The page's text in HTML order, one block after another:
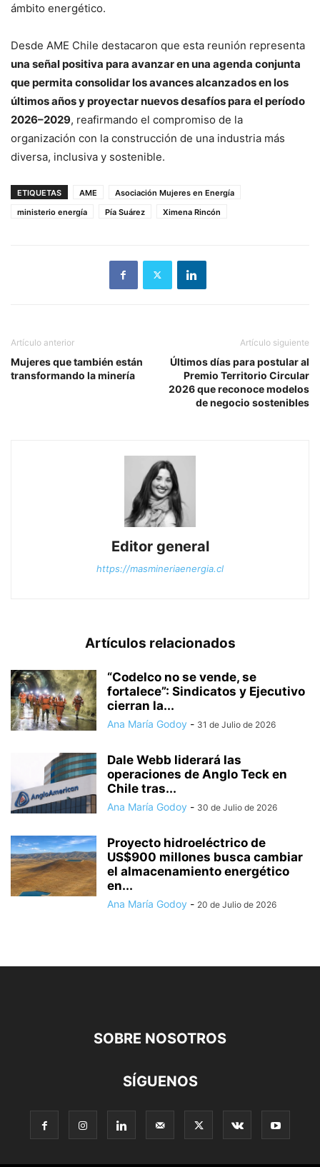
ámbito energético.
Desde AME Chile destacaron que esta reunión representa
una señal positiva para avanzar en una agenda conjunta
que permita consolidar los avances alcanzados en los
últimos años y proyectar nuevos desafíos para el período
2026–2029, reafirmando el compromiso de la
organización con la construcción de una industria más
diversa, inclusiva y sostenible.
ETIQUETAS AME
Asociación Mujeres en Energía
ministerio energía
Pía Suárez Ximena Rincón
Artículo anterior
Mujeres que también están
transformando la minería
Artículo siguiente
Últimos días para postular al
Premio Territorio Circular
2026 que reconoce modelos
de negocio sostenibles
Editor general
https://masmineriaenergia.cl
Artículos relacionados
“Codelco no se vende, se
fortalece”: Sindicatos y Ejecutivo
cierran la...
Ana María Godoy - 31 de Julio de 2026
Dale Webb liderará las
operaciones de Anglo Teck en
Chile tras...
Ana María Godoy - 30 de Julio de 2026
Proyecto hidroeléctrico de
US$900 millones busca cambiar
el almacenamiento energético
en...
Ana María Godoy - 20 de Julio de 2026
SOBRE NOSOTROS
SÍGUENOS